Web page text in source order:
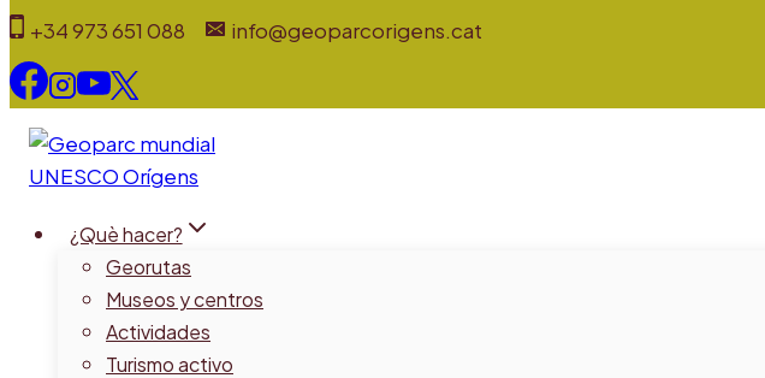
al
contenido
+34 973 651 088 info@geoparcorigens.cat
¿Què hacer?
Georutas
Museos y centros
Actividades
Turismo activo